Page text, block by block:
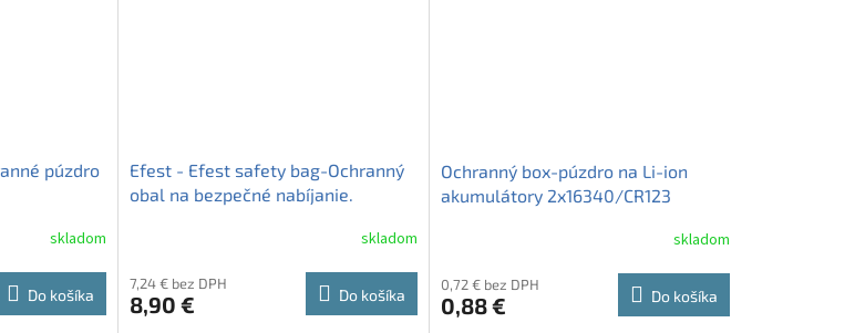
púzdro
skladom
Do košíka
Efest - Efest safety bag-Ochranný
obal na bezpečné nabíjanie.
skladom
7,24 € bez DPH
8,90 € Do košíka
Ochranný box-púzdro na Li-ion
akumulátory 2x16340/CR123
skladom
0,72 € bez DPH
0,88 € Do košíka